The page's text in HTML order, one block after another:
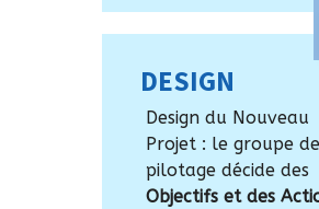
DESIGN
Design du Nouveau
Projet : le groupe de
pilotage décide des
Objectifs et des